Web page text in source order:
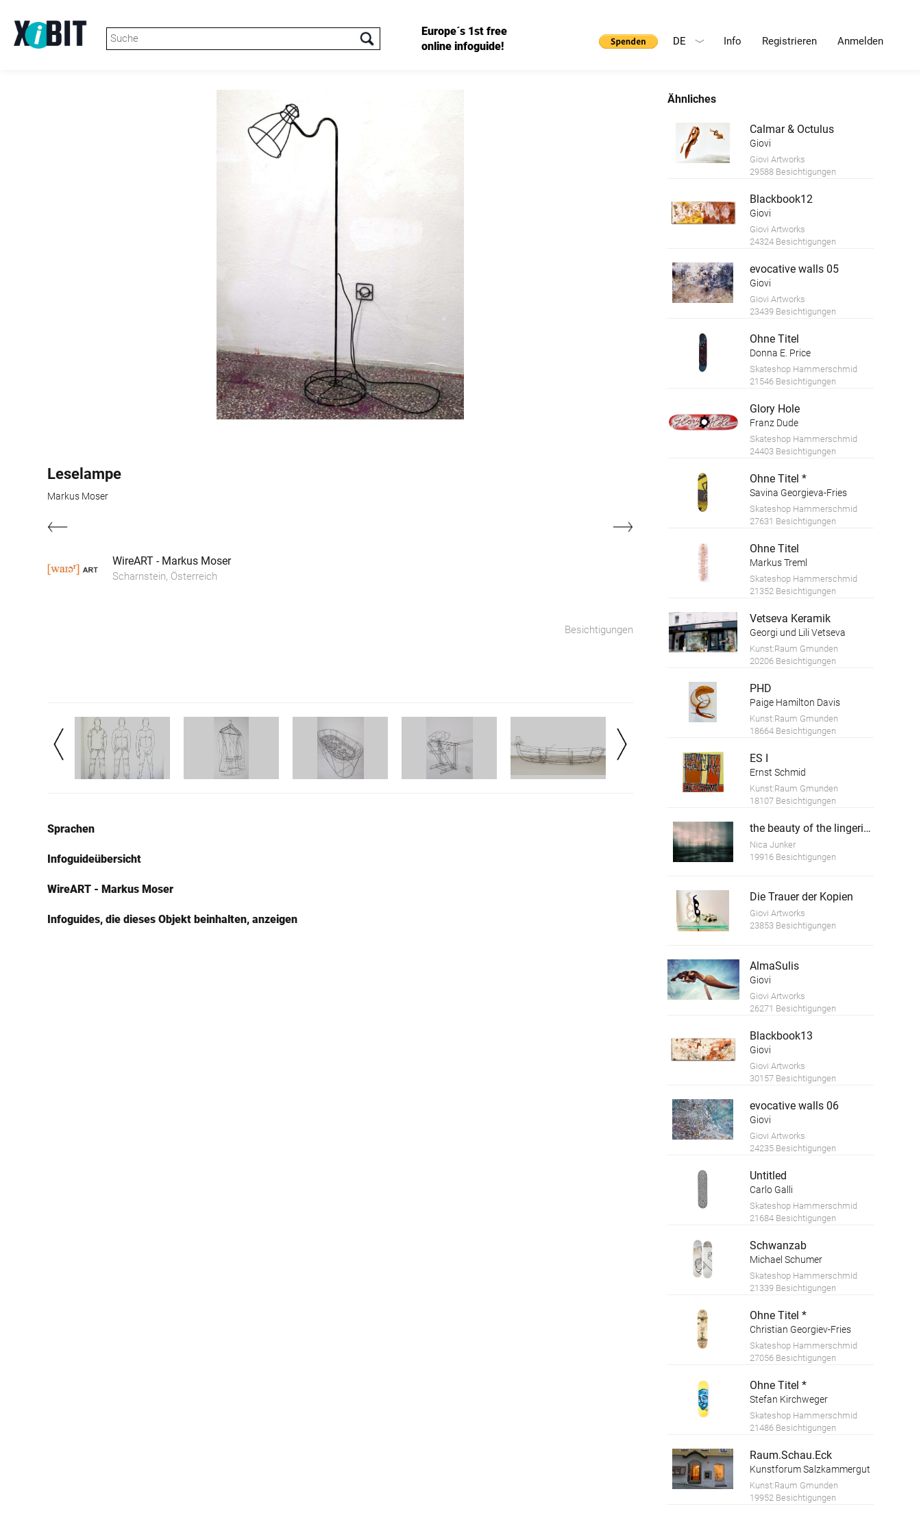
Europe´s 1st free
online infoguide!
Info Registrieren Anmelden
DE
Leselampe
Markus Moser
WireART - Markus Moser
Scharnstein, Österreich
Besichtigungen
Sprachen
Infoguideübersicht
WireART - Markus Moser
Infoguides, die dieses Objekt beinhalten, anzeigen
Ähnliches
Calmar & Octulus
Giovi
Giovi Artworks
29588 Besichtigungen
Blackbook12
Giovi
Giovi Artworks
24324 Besichtigungen
evocative walls 05
Giovi
Giovi Artworks
23439 Besichtigungen
Ohne Titel
Donna E. Price
Skateshop Hammerschmid
21546 Besichtigungen
Glory Hole
Franz Dude
Skateshop Hammerschmid
24403 Besichtigungen
Ohne Titel *
Savina Georgieva-Fries
Skateshop Hammerschmid
27631 Besichtigungen
Ohne Titel
Markus Treml
Skateshop Hammerschmid
21352 Besichtigungen
Vetseva Keramik
Georgi und Lili Vetseva
Kunst:Raum Gmunden
20206 Besichtigungen
PHD
Paige Hamilton Davis
Kunst:Raum Gmunden
18664 Besichtigungen
ES I
Ernst Schmid
Kunst:Raum Gmunden
18107 Besichtigungen
the beauty of the lingering time 5
Nica Junker
19916 Besichtigungen
Die Trauer der Kopien
Giovi Artworks
23853 Besichtigungen
AlmaSulis
Giovi
Giovi Artworks
26271 Besichtigungen
Blackbook13
Giovi
Giovi Artworks
30157 Besichtigungen
evocative walls 06
Giovi
Giovi Artworks
24235 Besichtigungen
Untitled
Carlo Galli
Skateshop Hammerschmid
21684 Besichtigungen
Schwanzab
Michael Schumer
Skateshop Hammerschmid
21339 Besichtigungen
Ohne Titel *
Christian Georgiev-Fries
Skateshop Hammerschmid
27056 Besichtigungen
Ohne Titel *
Stefan Kirchweger
Skateshop Hammerschmid
21486 Besichtigungen
Raum.Schau.Eck
Kunstforum Salzkammergut
Kunst:Raum Gmunden
19952 Besichtigungen